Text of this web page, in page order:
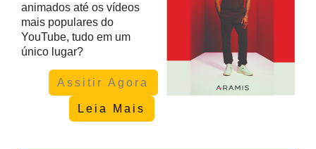
animados até os vídeos
mais populares do
YouTube, tudo em um
único lugar?
Assitir Agora
Leia Mais